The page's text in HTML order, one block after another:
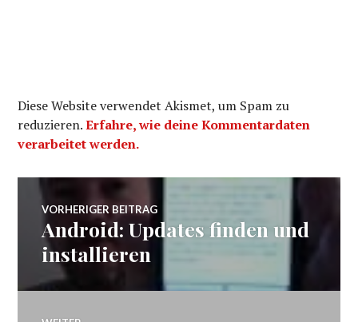
Diese Website verwendet Akismet, um Spam zu
reduzieren.Erfahre, wie deine Kommentardaten
verarbeitet werden.
Beitragsnavigation
VORHERIGER BEITRAG
Vorheriger
Beitrag:
Android: Updates finden und
installieren